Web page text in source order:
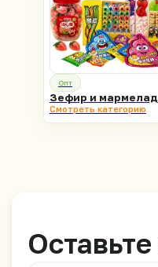
Опт
Зефир и мармелад
Смотреть категорию
конфиденциальности